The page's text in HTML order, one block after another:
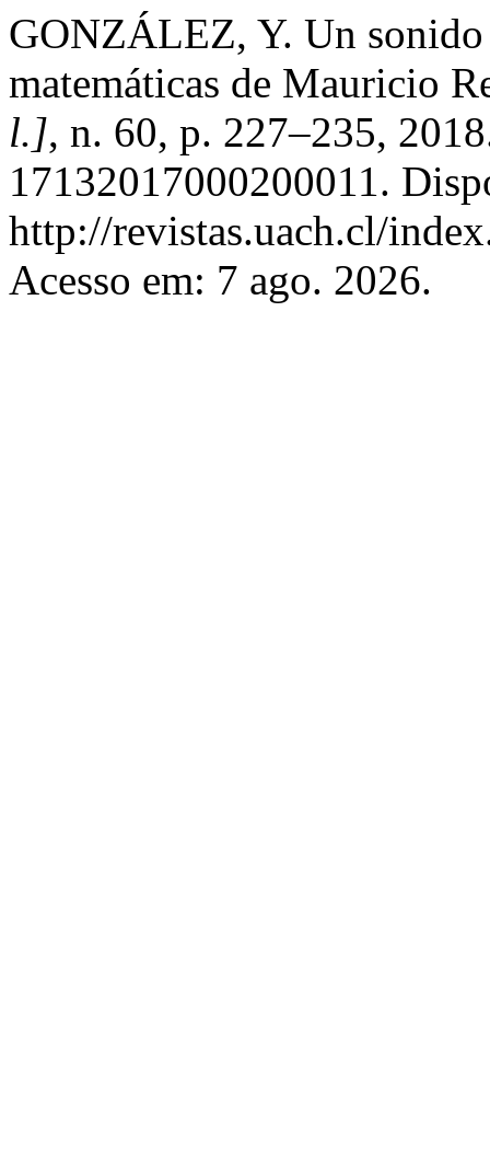
GONZÁLEZ, Y. Un
matemáticas de Mauricio
l.], n. 60, p. 227–235,
17132017000200011.
http://revistas.uach.cl/
Acesso em: 7 ago. 2026.